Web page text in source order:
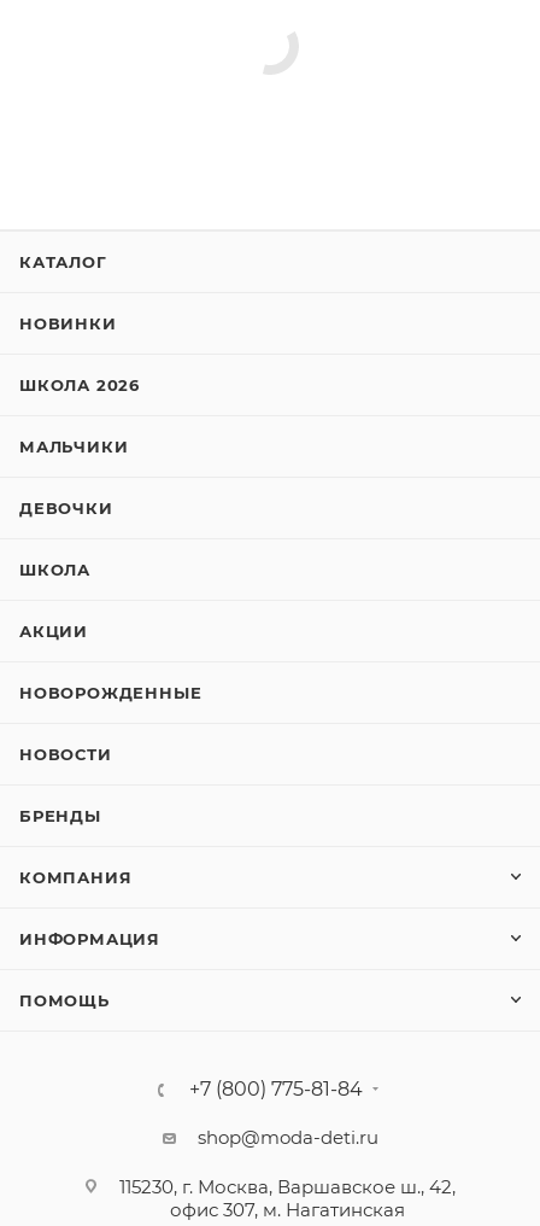
КАТАЛОГ
НОВИНКИ
ШКОЛА 2026
МАЛЬЧИКИ
ДЕВОЧКИ
ШКОЛА
АКЦИИ
НОВОРОЖДЕННЫЕ
НОВОСТИ
БРЕНДЫ
КОМПАНИЯ
ИНФОРМАЦИЯ
ПОМОЩЬ
+7 (800) 775-81-84
shop@moda-deti.ru
115230, г. Москва, Варшавское ш., 42,
офис 307, м. Нагатинская